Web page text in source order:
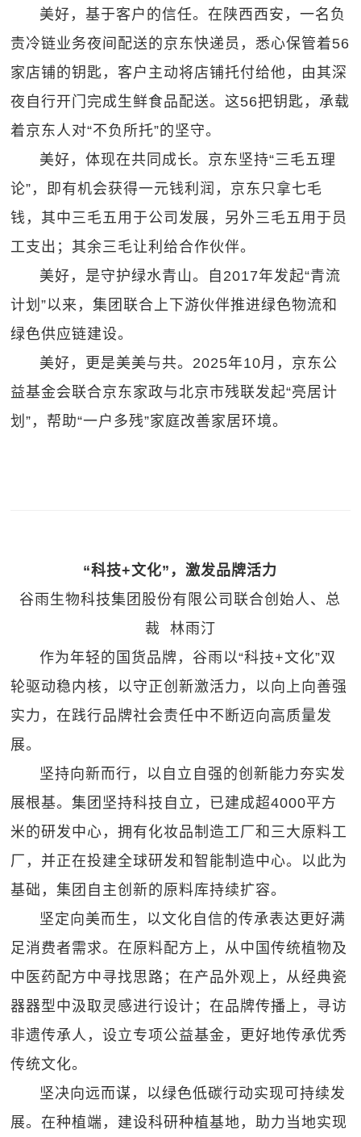
美好，基于客户的信任。在陕西西安，一名负
责冷链业务夜间配送的京东快递员，悉心保管着56
家店铺的钥匙，客户主动将店铺托付给他，由其深
夜自行开门完成生鲜食品配送。这56把钥匙，承载
着京东人对“不负所托”的坚守。
美好，体现在共同成长。京东坚持“三毛五理
论”，即有机会获得一元钱利润，京东只拿七毛
钱，其中三毛五用于公司发展，另外三毛五用于员
工支出；其余三毛让利给合作伙伴。
美好，是守护绿水青山。自2017年发起“青流
计划”以来，集团联合上下游伙伴推进绿色物流和
绿色供应链建设。
美好，更是美美与共。2025年10月，京东公
益基金会联合京东家政与北京市残联发起“亮居计
划”，帮助“一户多残”家庭改善家居环境。
“科技+文化”，激发品牌活力
谷雨生物科技集团股份有限公司联合创始人、总
裁 林雨汀
作为年轻的国货品牌，谷雨以“科技+文化”双
轮驱动稳内核，以守正创新激活力，以向上向善强
实力，在践行品牌社会责任中不断迈向高质量发
展。
坚持向新而行，以自立自强的创新能力夯实发
展根基。集团坚持科技自立，已建成超4000平方
米的研发中心，拥有化妆品制造工厂和三大原料工
厂，并正在投建全球研发和智能制造中心。以此为
基础，集团自主创新的原料库持续扩容。
坚定向美而生，以文化自信的传承表达更好满
足消费者需求。在原料配方上，从中国传统植物及
中医药配方中寻找思路；在产品外观上，从经典瓷
器器型中汲取灵感进行设计；在品牌传播上，寻访
非遗传承人，设立专项公益基金，更好地传承优秀
传统文化。
坚决向远而谋，以绿色低碳行动实现可持续发
展。在种植端，建设科研种植基地，助力当地实现